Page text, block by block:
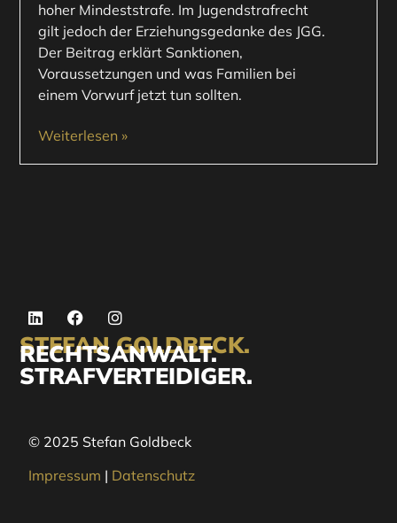
hoher Mindeststrafe. Im Jugendstrafrecht
gilt jedoch der Erziehungsgedanke des JGG.
Der Beitrag erklärt Sanktionen,
Voraussetzungen und was Familien bei
einem Vorwurf jetzt tun sollten.
Weiterlesen »
STEFAN GOLDBECK.
RECHTSANWALT.
STRAFVERTEIDIGER.
© 2025 Stefan Goldbeck
Impressum | Datenschutz